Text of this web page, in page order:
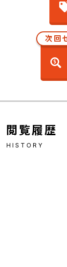
次回
閲覧履歴
HISTORY